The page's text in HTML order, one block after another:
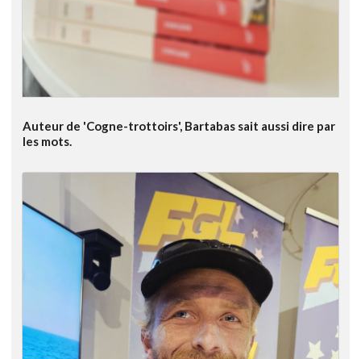
Auteur de 'Cogne-trottoirs', Bartabas sait aussi dire par
les mots.